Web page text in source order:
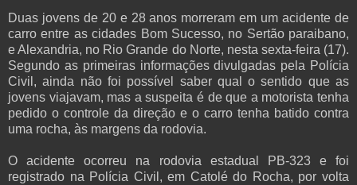
Duas jovens de 20 e 28 anos morreram em um acidente de
carro entre as cidades Bom Sucesso, no Sertão paraibano,
e Alexandria, no Rio Grande do Norte, nesta sexta-feira (17).
Segundo as primeiras informações divulgadas pela Polícia
Civil, ainda não foi possível saber qual o sentido que as
jovens viajavam, mas a suspeita é de que a motorista tenha
pedido o controle da direção e o carro tenha batido contra
uma rocha, às margens da rodovia.
O acidente ocorreu na rodovia estadual PB-323 e foi
registrado na Polícia Civil, em Catolé do Rocha, por volta